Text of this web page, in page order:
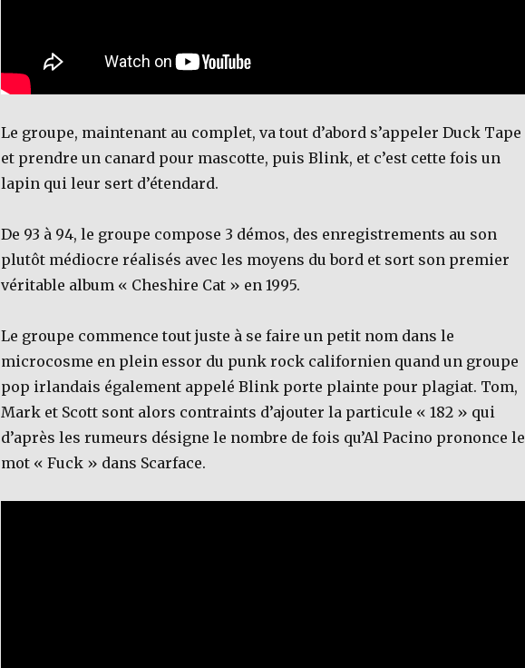
Le groupe, maintenant au complet, va tout d’abord s’appeler Duck Tape
et prendre un canard pour mascotte, puis Blink, et c’est cette fois un
lapin qui leur sert d’étendard.
De 93 à 94, le groupe compose 3 démos, des enregistrements au son
plutôt médiocre réalisés avec les moyens du bord et sort son premier
véritable album « Cheshire Cat » en 1995.
Le groupe commence tout juste à se faire un petit nom dans le
microcosme en plein essor du punk rock californien quand un groupe
pop irlandais également appelé Blink porte plainte pour plagiat. Tom,
Mark et Scott sont alors contraints d’ajouter la particule « 182 » qui
d’après les rumeurs désigne le nombre de fois qu’Al Pacino prononce le
mot « Fuck » dans Scarface.